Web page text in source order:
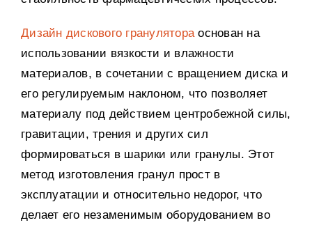
Дизайн дискового гранулятораоснован на
использовании вязкости и влажности
материалов, в сочетании с вращением диска и
его регулируемым наклоном, что позволяет
материалу под действием центробежной силы,
гравитации, трения и других сил
формироваться в шарики или гранулы. Этот
метод изготовления гранул прост в
эксплуатации и относительно недорог, что
делает его незаменимым оборудованием во